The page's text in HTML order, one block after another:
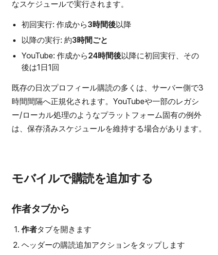
なスケジュールで実行されます。
初回実行: 作成から3時間後以降
以降の実行: 約3時間ごと
YouTube: 作成から24時間後以降に初回実行、その
後は1日1回
既存の日次プロフィール購読の多くは、サーバー側で3
時間間隔へ正規化されます。YouTubeや一部のレガシ
ー/ローカル処理のようなプラットフォーム固有の例外
は、保存済みスケジュールを維持する場合があります。
モバイルで購読を追加する
作者タブから
作者タブを開きます
ヘッダーの購読追加アクションをタップします